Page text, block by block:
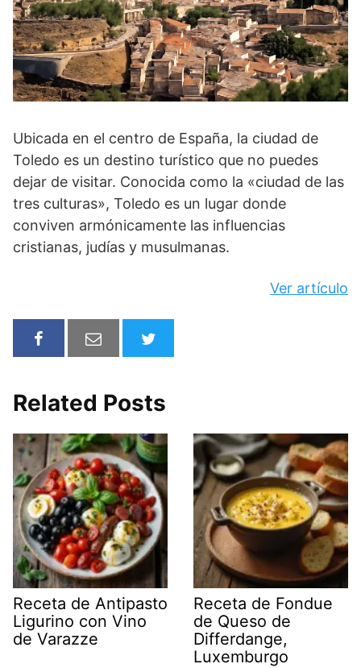
Ubicada en el centro de España, la ciudad de
Toledo es un destino turístico que no puedes
dejar de visitar. Conocida como la «ciudad de las
tres culturas», Toledo es un lugar donde
conviven armónicamente las influencias
cristianas, judías y musulmanas.
Ver artículo
Related Posts
Receta de Antipasto
Ligurino con Vino
de Varazze
Receta de Fondue
de Queso de
Differdange,
Luxemburgo